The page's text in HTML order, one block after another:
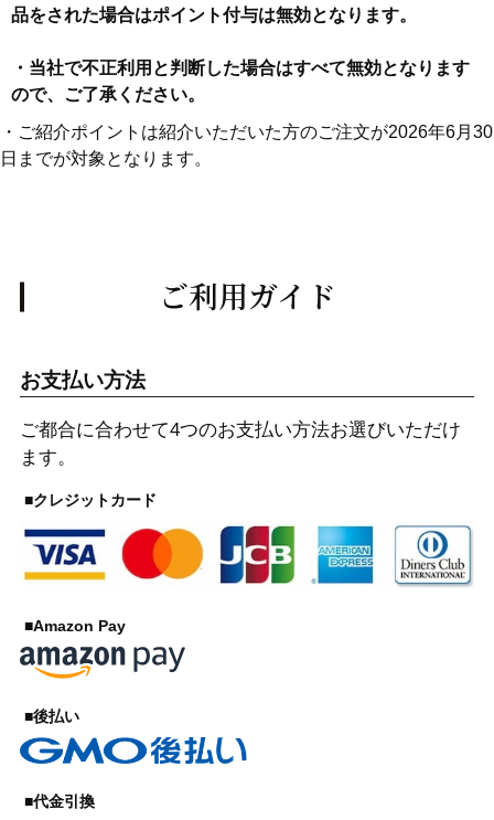
品をされた場合はポイント付与は無効となります。
・当社で不正利用と判断した場合はすべて無効となります
ので、ご了承ください。
・ご紹介ポイントは紹介いただいた方のご注文が2026年6月30
日までが対象となります。
ご利用ガイド
お支払い方法
ご都合に合わせて4つのお支払い方法お選びいただけ
ます。
■クレジットカード
■Amazon Pay
■後払い
■代金引換